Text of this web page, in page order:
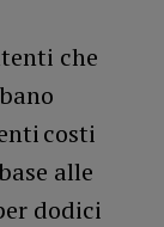
che
costi
alle
dodici